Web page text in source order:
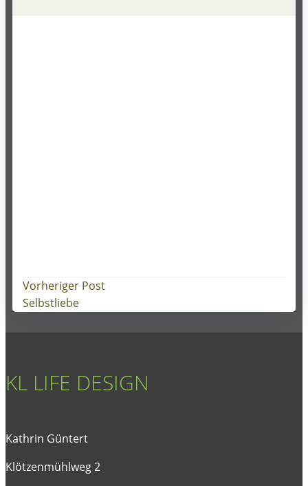
Post
navigation
Vorheriger Post
Selbstliebe
KL LIFE DESIGN
Kathrin Güntert
Klötzenmühlweg 2